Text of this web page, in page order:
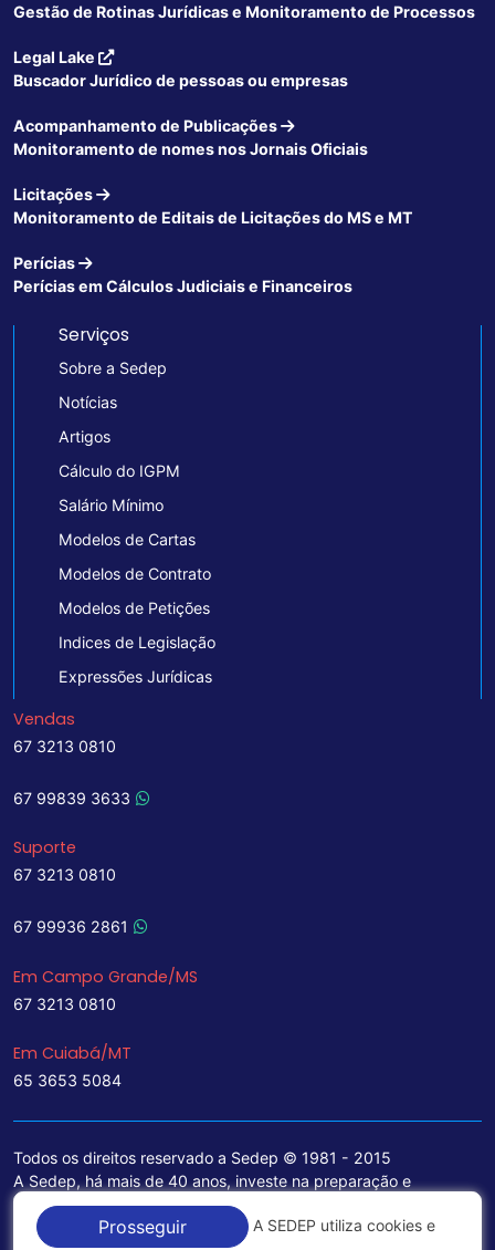
Gestão de Rotinas Jurídicas e Monitoramento de Processos
Legal Lake
Buscador Jurídico de pessoas ou empresas
Acompanhamento de Publicações
Monitoramento de nomes nos Jornais Oficiais
Licitações
Monitoramento de Editais de Licitações do MS e MT
Perícias
Perícias em Cálculos Judiciais e Financeiros
Serviços
Sobre a Sedep
Notícias
Artigos
Cálculo do IGPM
Salário Mínimo
Modelos de Cartas
Modelos de Contrato
Modelos de Petições
Indices de Legislação
Expressões Jurídicas
Vendas
67 3213 0810
67 99839 3633
Suporte
67 3213 0810
67 99936 2861
Em Campo Grande/MS
67 3213 0810
Em Cuiabá/MT
65 3653 5084
Todos os direitos reservado a Sedep © 1981 - 2015
A Sedep, há mais de 40 anos, investe na preparação e
treinamento de funcionários e na aquisição de tecnologia de
ponta para a ampliação de seu portfólio de serviços voltados
Prosseguir A SEDEP utiliza cookies e